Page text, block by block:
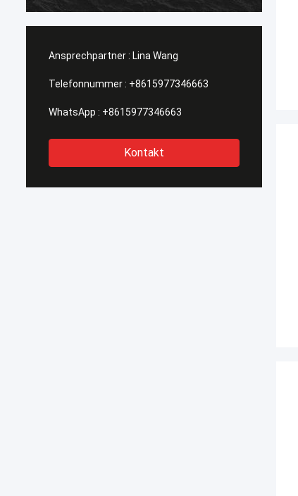
Ansprechpartner : Lina Wang
Telefonnummer : +8615977346663
WhatsApp : +8615977346663
Kontakt